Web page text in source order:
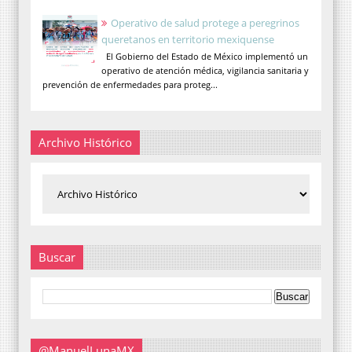
Operativo de salud protege a peregrinos
queretanos en territorio mexiquense
El Gobierno del Estado de México implementó un
operativo de atención médica, vigilancia sanitaria y
prevención de enfermedades para proteg...
Archivo Histórico
Buscar